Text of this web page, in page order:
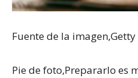
Fuente de la imagen,
Pie de foto,Prepararlo es